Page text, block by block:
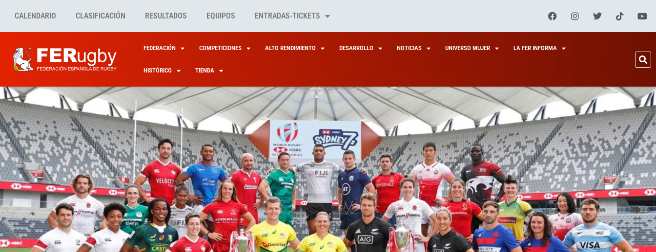
CALENDARIO CLASIFICACIÓN RESULTADOS EQUIPOS ENTRADAS-TICKETS
FEDERACIÓN COMPETICIONES ALTO RENDIMIENTO DESARROLLO NOTICIAS UNIVERSO MUJER LA FER INFORMA
HISTÓRICO TIENDA